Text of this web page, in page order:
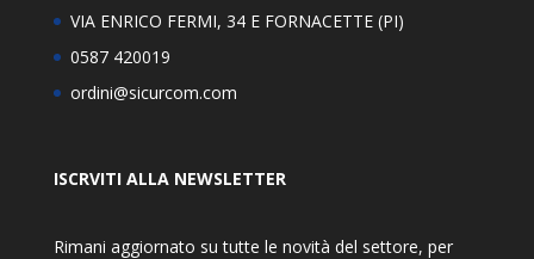
VIA ENRICO FERMI, 34 E FORNACETTE (PI)
0587 420019
ordini@sicurcom.com
ISCRVITI ALLA NEWSLETTER
Rimani aggiornato su tutte le novità del settore, per